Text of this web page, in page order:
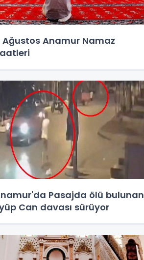
Ağustos Anamur Namaz
Pasajda ölü bulunan
Can davası sürüyor